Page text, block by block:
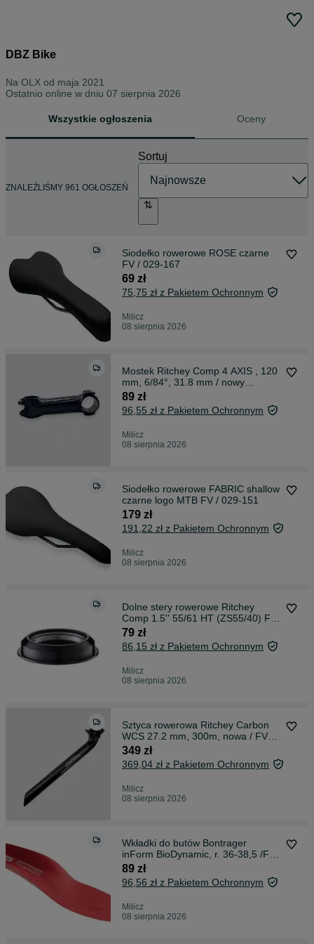
DBZ Bike
Na OLX od maja 2021
Ostatnio online w dniu 07 sierpnia 2026
Wszystkie ogłoszenia Oceny
ZNALEŹLIŚMY 961 OGŁOSZEŃ
Sortuj
Siodełko rowerowe ROSE czarne
FV / 029-167
69 zł
75,75 zł z Pakietem Ochronnym
Milicz
08 sierpnia 2026
Mostek Ritchey Comp 4 AXIS , 120
mm, 6/84°, 31.8 mm / nowy
/FV/020-132
89 zł
96,55 zł z Pakietem Ochronnym
Milicz
08 sierpnia 2026
Siodełko rowerowe FABRIC shallow
czarne logo MTB FV / 029-151
179 zł
191,22 zł z Pakietem Ochronnym
Milicz
08 sierpnia 2026
Dolne stery rowerowe Ritchey
Comp 1.5'' 55/61 HT (ZS55/40) FV/
062-153
79 zł
86,15 zł z Pakietem Ochronnym
Milicz
08 sierpnia 2026
Sztyca rowerowa Ritchey Carbon
WCS 27.2 mm, 300m, nowa / FV
/032-105
349 zł
369,04 zł z Pakietem Ochronnym
Milicz
08 sierpnia 2026
Wkładki do butów Bontrager
inForm BioDynamic, r. 36-38,5 /FV
/ 062-151
89 zł
96,56 zł z Pakietem Ochronnym
Milicz
08 sierpnia 2026